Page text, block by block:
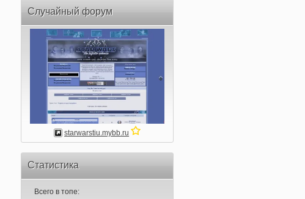
Случайный форум
starwarstiu.mybb.ru
Статистика
Всего в топе: